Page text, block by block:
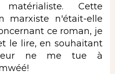
matérialiste. Cette
marxiste n'était-elle
ce roman, je
le lire, en souhaitant
ne me tue à